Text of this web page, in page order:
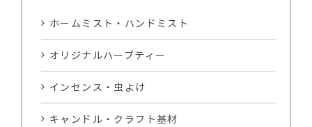
ホームミスト・ハンドミスト
オリジナルハーブティー
インセンス・虫よけ
キャンドル・クラフト基材